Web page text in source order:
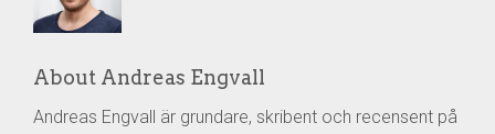
About Andreas Engvall
Andreas Engvall är grundare, skribent och recensent på